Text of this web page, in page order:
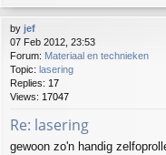
by jef
07 Feb 2012, 23:53
Forum: Materiaal en technieken
Topic: lasering
Replies: 17
Views: 17047
Re: lasering
gewoon zo'n handig